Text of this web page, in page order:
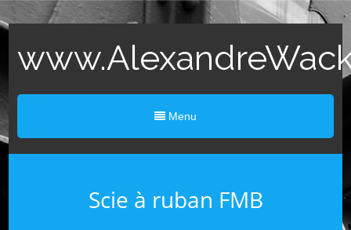
Menu
Scie à ruban FMB